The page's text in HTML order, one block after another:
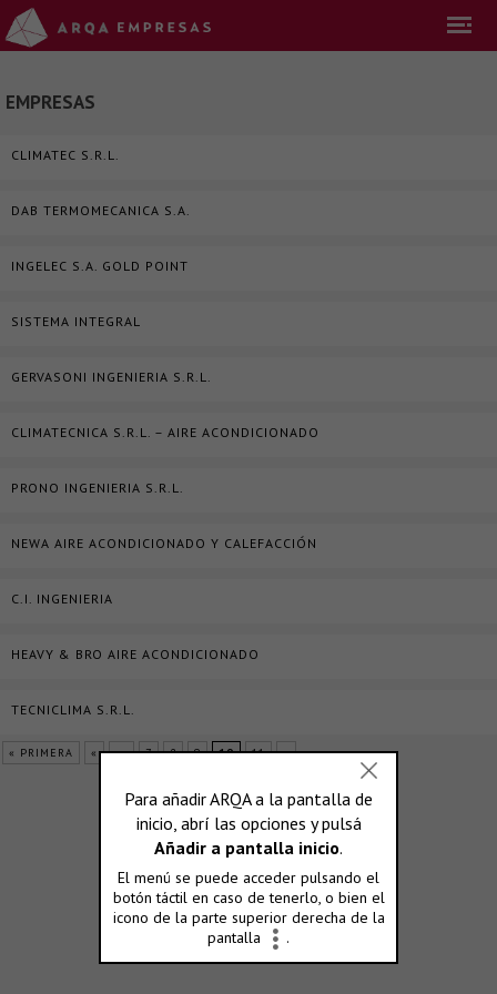
EMPRESAS
CLIMATEC S.R.L.
DAB TERMOMECANICA S.A.
INGELEC S.A. GOLD POINT
SISTEMA INTEGRAL
GERVASONI INGENIERIA S.R.L.
CLIMATECNICA S.R.L. – AIRE ACONDICIONADO
PRONO INGENIERIA S.R.L.
NEWA AIRE ACONDICIONADO Y CALEFACCIÓN
C.I. INGENIERIA
HEAVY & BRO AIRE ACONDICIONADO
TECNICLIMA S.R.L.
« PRIMERA « ... 7 8 9 10 11 »